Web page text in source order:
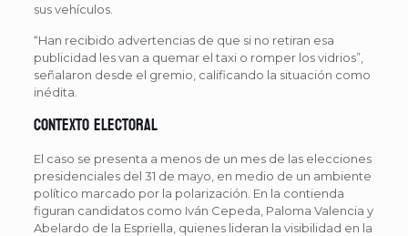
sus vehículos.
“Han recibido advertencias de que si no retiran esa
publicidad les van a quemar el taxi o romper los vidrios”,
señalaron desde el gremio, calificando la situación como
inédita.
Contexto electoral
El caso se presenta a menos de un mes de las elecciones
presidenciales del 31 de mayo, en medio de un ambiente
político marcado por la polarización. En la contienda
figuran candidatos como Iván Cepeda, Paloma Valencia y
Abelardo de la Espriella, quienes lideran la visibilidad en la